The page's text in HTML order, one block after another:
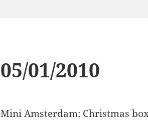
05/01/2010
Mini Amsterdam: Christmas